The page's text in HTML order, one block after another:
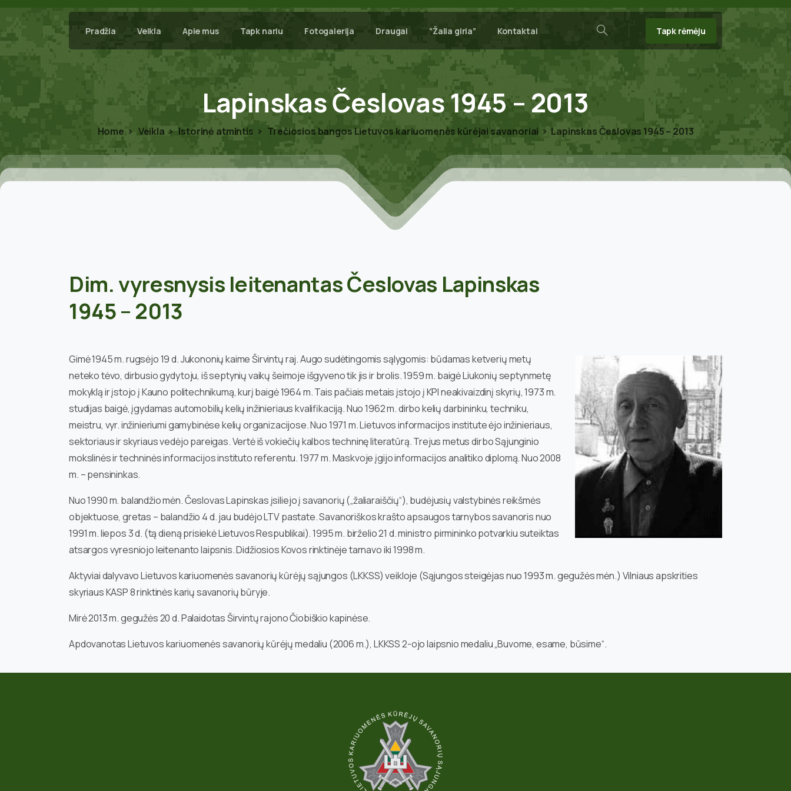
Pradžia Veikla Apie mus Tapk nariu Fotogalerija Draugai “Žalia giria” Kontaktai
Search
Tapk rėmėju
LapinskasČeslovas1945–2013
Home Veikla Istorinė atmintis Trečiosios bangos Lietuvos kariuomenės kūrėjai savanoriai Lapinskas Česlovas 1945 – 2013
Dim. vyresnysis leitenantas Česlovas Lapinskas
1945 – 2013
Gimė 1945 m. rugsėjo 19 d. Jukononių kaime Širvintų raj. Augo sudėtingomis sąlygomis: būdamas ketverių metų
neteko tėvo, dirbusio gydytoju, iš septynių vaikų šeimoje išgyveno tik jis ir brolis. 1959 m. baigė Liukonių septynmetę
mokyklą ir įstojo į Kauno politechnikumą, kurį baigė 1964 m. Tais pačiais metais įstojo į KPI neakivaizdinį skyrių, 1973 m.
studijas baigė, įgydamas automobilių kelių inžinieriaus kvalifikaciją. Nuo 1962 m. dirbo kelių darbininku, techniku,
meistru, vyr. inžinieriumi gamybinėse kelių organizacijose. Nuo 1971 m. Lietuvos informacijos institute ėjo inžinieriaus,
sektoriaus ir skyriaus vedėjo pareigas. Vertė iš vokiečių kalbos techninę literatūrą. Trejus metus dirbo Sąjunginio
mokslinės ir techninės informacijos instituto referentu. 1977 m. Maskvoje įgijo informacijos analitiko diplomą. Nuo 2008
m. – pensininkas.
Nuo 1990 m. balandžio mėn. Česlovas Lapinskas įsiliejo į savanorių („žaliaraiščių“), budėjusių valstybinės reikšmės
objektuose, gretas – balandžio 4 d. jau budėjo LTV pastate. Savanoriškos krašto apsaugos tarnybos savanoris nuo
1991 m. liepos 3 d. (tą dieną prisiekė Lietuvos Respublikai). 1995 m. birželio 21 d. ministro pirmininko potvarkiu suteiktas
atsargos vyresniojo leitenanto laipsnis. Didžiosios Kovos rinktinėje tarnavo iki 1998 m.
Aktyviai dalyvavo Lietuvos kariuomenės savanorių kūrėjų sąjungos (LKKSS) veikloje (Sąjungos steigėjas nuo 1993 m. gegužės mėn.) Vilniaus apskrities
skyriaus KASP 8 rinktinės karių savanorių būryje.
Mirė 2013 m. gegužės 20 d. Palaidotas Širvintų rajono Čiobiškio kapinėse.
Apdovanotas Lietuvos kariuomenės savanorių kūrėjų medaliu (2006 m.), LKKSS 2-ojo laipsnio medaliu „Buvome, esame, būsime“.